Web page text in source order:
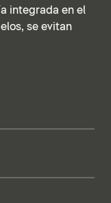
integrada en el
se evitan